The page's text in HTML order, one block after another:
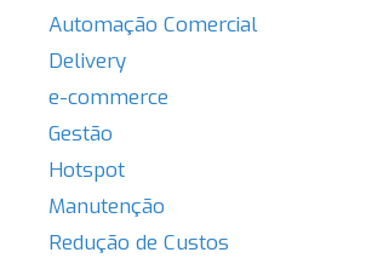
Automação Comercial
Delivery
e-commerce
Gestão
Hotspot
Manutenção
Redução de Custos